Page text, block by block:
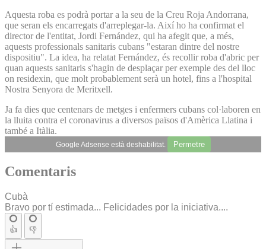
Aquesta roba es podrà portar a la seu de la Creu Roja Andorrana,
que seran els encarregats d'arreplegar-la. Així ho ha confirmat el
director de l'entitat, Jordi Fernández, qui ha afegit que, a més,
aquests professionals sanitaris cubans "estaran dintre del nostre
dispositiu". La idea, ha relatat Fernández, és recollir roba d'abric per
quan aquests sanitaris s'hagin de desplaçar per exemple des del lloc
on residexin, que molt probablement serà un hotel, fins a l'hospital
Nostra Senyora de Meritxell.
Ja fa dies que centenars de metges i enfermers cubans col·laboren en
la lluita contra el coronavirus a diversos països d'Amèrica Llatina i
també a Itàlia.
Google Adsense està deshabilitat. Permetre
Comentaris
Cubà
Bravo por tí estimada... Felicidades por la iniciativa....
👍 👎